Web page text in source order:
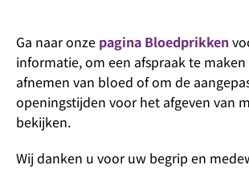
Ga naar onze pagina Bloedprikken
informatie, om een afspraak te
afnemen van bloed of om de
openingstijden voor het afgeven van
bekijken.
Wij danken u voor uw begrip en